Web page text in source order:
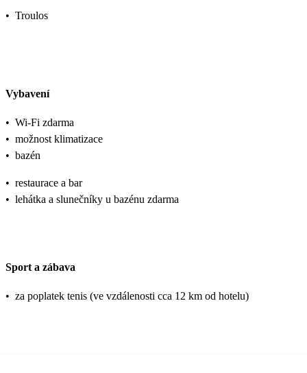
• Troulos
Vybavení
• Wi-Fi zdarma
• možnost klimatizace
• bazén
• restaurace a bar
• lehátka a slunečníky u bazénu zdarma
Sport a zábava
• za poplatek tenis (ve vzdálenosti cca 12 km od hotelu)